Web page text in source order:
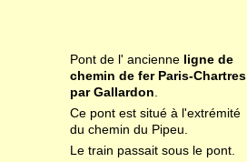
Pont de l' ancienne ligne de
chemin de fer Paris-Chartres
par Gallardon
Ce pont est situé à l'extrémité
du chemin du Pipeu.
Le train passait sous le pont.